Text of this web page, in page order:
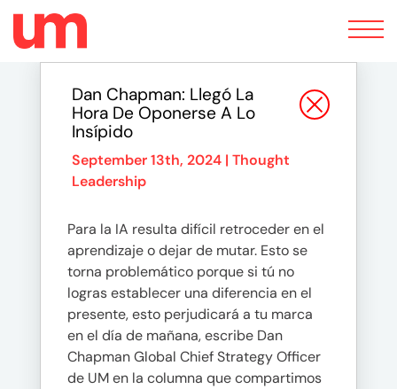
Toggle
navigation
Dan Chapman: Llegó La
Hora De Oponerse A Lo
Insípido
September 13th, 2024 | Thought
Leadership
Para la IA resulta difícil retroceder en el
aprendizaje o dejar de mutar. Esto se
torna problemático porque si tú no
logras establecer una diferencia en el
presente, esto perjudicará a tu marca
en el día de mañana, escribe Dan
Chapman Global Chief Strategy Officer
de UM en la columna que compartimos